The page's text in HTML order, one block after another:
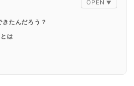
たんだろう？
は